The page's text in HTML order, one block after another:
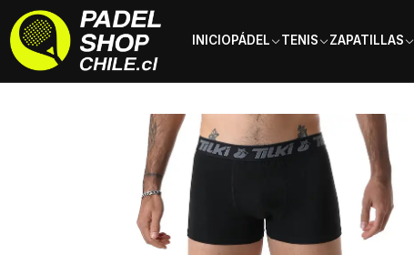
INICIOPÁDEL TENIS ZAPATILLAS
Inicio Ropa Hombre Ropa Interior